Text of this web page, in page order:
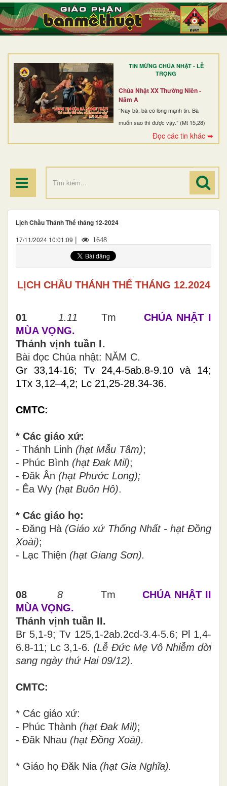
TIN MỪNG CHÚA NHẬT - LỄ
TRỌNG
Chúa Nhật XX Thường Niên -
Năm A
“Này bà, bà có lòng mạnh tin. Bà
muốn sao thì được vậy.” (Mt 15,28)
Đọc các tin khác ➥
TRANG NHẤT
GIỚI THIỆU
DÒNG TU
BAN MỤC VỤ
ĐOÀN THỂ CG
Lịch Chầu Thánh Thể tháng 12-2024
17/11/2024 10:01:09 | 1648
LỊCH CHẦU THÁNH THỂ THÁNG 12.2024
01 1.11 Tm CHÚA NHẬT I
MÙA VỌNG.
Thánh vịnh tuần I.
Bài đọc Chúa nhật: NĂM C.
Gr 33,14-16; Tv 24,4-5ab.8-9.10 và 14;
1Tx 3,12–4,2; Lc 21,25-28.34-36.
CMTC:
* Các giáo xứ:
- Thánh Linh (hạt Mẫu Tâm);
- Phúc Bình (hạt Đak Mil);
- Đăk Ân (hạt Phước Long);
- Êa Wy (hạt Buôn Hô).
* Các giáo họ:
- Đăng Hà (Giáo xứ Thống Nhất - hạt Đồng
Xoài);
- Lạc Thiện (hạt Giang Sơn).
08 8 Tm CHÚA NHẬT II
MÙA VỌNG.
Thánh vịnh tuần II.
Br 5,1-9; Tv 125,1-2ab.2cd-3.4-5.6; Pl 1,4-
6.8-11; Lc 3,1-6. (Lễ Đức Mẹ Vô Nhiễm dời
sang ngày thứ Hai 09/12).
CMTC:
* Các giáo xứ:
- Phúc Thành (hạt Đak Mil);
- Đăk Nhau (hạt Đồng Xoài).
* Giáo họ Đăk Nia (hạt Gia Nghĩa).